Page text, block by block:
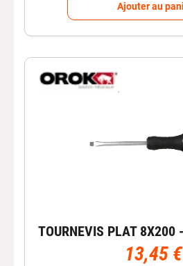
Ajouter au
TOURNEVIS PLAT 8X200
13,45 €